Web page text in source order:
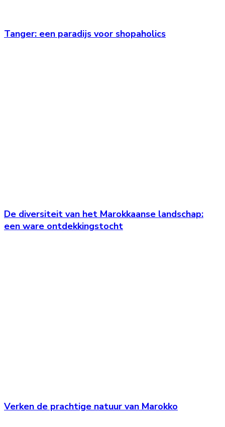
Tanger: een paradijs voor shopaholics
De diversiteit van het Marokkaanse landschap:
een ware ontdekkingstocht
Verken de prachtige natuur van Marokko